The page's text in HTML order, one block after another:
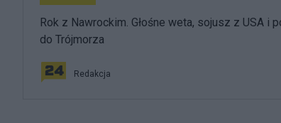
Rok z Nawrockim. Głośne weta, sojusz z USA i
do Trójmorza
Redakcja